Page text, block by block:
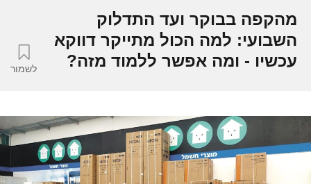
מהקפה בבוקר ועד התדלוק
השבועי: למה הכול מתייקר דווקא
עכשיו - ומה אפשר ללמוד מזה?
לשמור